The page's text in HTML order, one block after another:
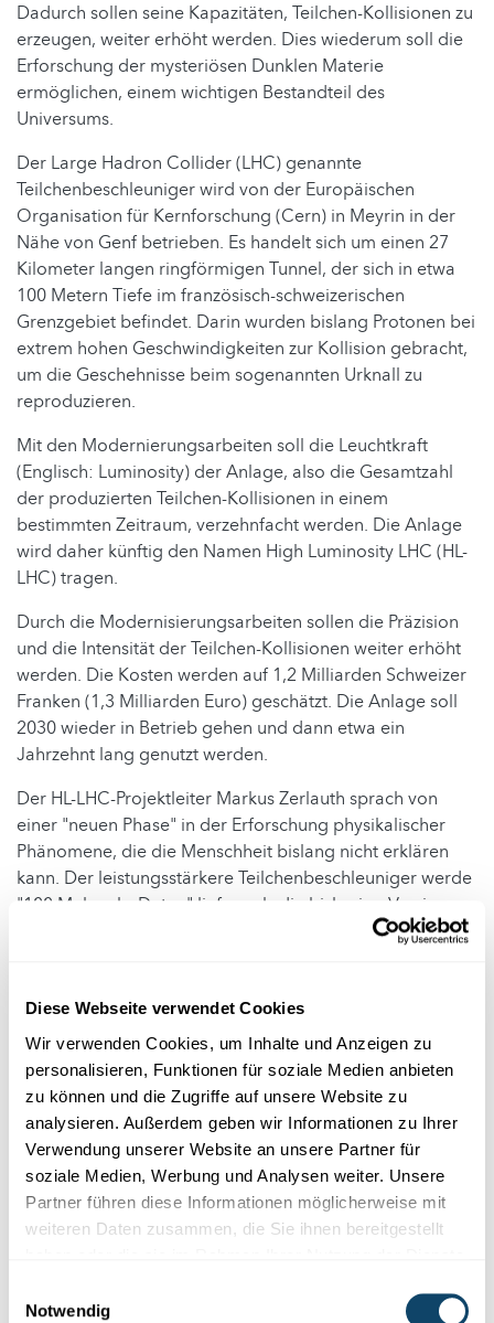
Diese Webseite verwendet Cookies
Wir verwenden Cookies, um Inhalte und Anzeigen zu
personalisieren, Funktionen für soziale Medien anbieten
zu können und die Zugriffe auf unsere Website zu
analysieren. Außerdem geben wir Informationen zu Ihrer
Verwendung unserer Website an unsere Partner für
soziale Medien, Werbung und Analysen weiter. Unsere
Partner führen diese Informationen möglicherweise mit
weiteren Daten zusammen, die Sie ihnen bereitgestellt
Notwendig
Dadurch sollen seine Kapazitäten, Teilchen-Kollisionen zu
erzeugen, weiter erhöht werden. Dies wiederum soll die
Erforschung der mysteriösen Dunklen Materie
ermöglichen, einem wichtigen Bestandteil des
Universums.
Der Large Hadron Collider (LHC) genannte
Teilchenbeschleuniger wird von der Europäischen
Organisation für Kernforschung (Cern) in Meyrin in der
Nähe von Genf betrieben. Es handelt sich um einen 27
Kilometer langen ringförmigen Tunnel, der sich in etwa
100 Metern Tiefe im französisch-schweizerischen
Grenzgebiet befindet. Darin wurden bislang Protonen bei
extrem hohen Geschwindigkeiten zur Kollision gebracht,
um die Geschehnisse beim sogenannten Urknall zu
reproduzieren.
Mit den Modernierungsarbeiten soll die Leuchtkraft
(Englisch: Luminosity) der Anlage, also die Gesamtzahl
der produzierten Teilchen-Kollisionen in einem
bestimmten Zeitraum, verzehnfacht werden. Die Anlage
wird daher künftig den Namen High Luminosity LHC (HL-
LHC) tragen.
Durch die Modernisierungsarbeiten sollen die Präzision
und die Intensität der Teilchen-Kollisionen weiter erhöht
werden. Die Kosten werden auf 1,2 Milliarden Schweizer
Franken (1,3 Milliarden Euro) geschätzt. Die Anlage soll
2030 wieder in Betrieb gehen und dann etwa ein
Jahrzehnt lang genutzt werden.
Der HL-LHC-Projektleiter Markus Zerlauth sprach von
einer "neuen Phase" in der Erforschung physikalischer
Phänomene, die die Menschheit bislang nicht erklären
kann. Der leistungsstärkere Teilchenbeschleuniger werde
"100 Mal mehr Daten" liefern als die bisherige Version.
Tatsächlich soll es dann mit mehreren Milliarden pro
alle Daten darüber gespeichert werden können. Die
Echtzeit mithilfe von Künstlicher Intelligenz (KI) getroffen.
Diese kann diejenigen Kollisionen identifizieren, die die
meisten physikalischen Erkenntnisse versprechen.
Die Cern-Forscher erhoffen sich davon, neue Arten von
Teilchen zu entdecken. Schließlich gehen Astronomen
davon aus, dass die sichtbare Materie, aus denen Sterne,
Planeten und Galaxien bestehen, nur rund fünf Prozent
Dunkle Energie, die jeweils unsichtbar sind und noch nie